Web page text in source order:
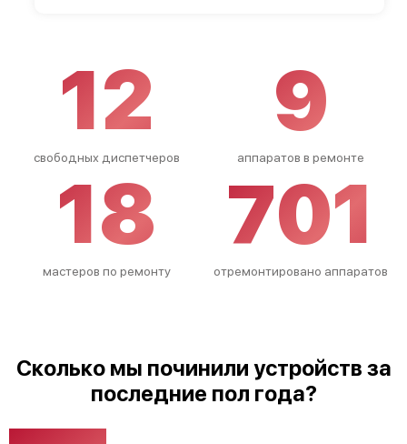
12
свободных диспетчеров
9
аппаратов в ремонте
18
мастеров по ремонту
701
отремонтировано аппаратов
Сколько мы починили устройств за
последние пол года?